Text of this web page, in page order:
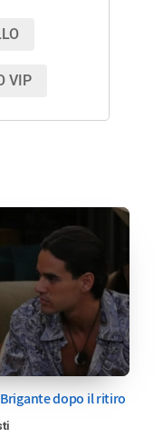
VIP
Brigante dopo il ritiro